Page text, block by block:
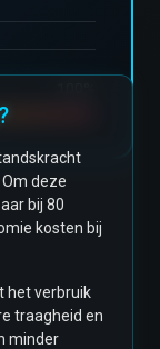
Om deze
bij 80
kosten bij
het verbruik
traagheid en
minder